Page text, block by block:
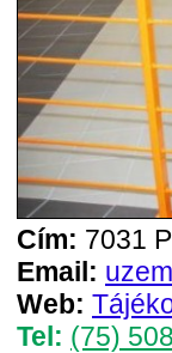
Cím: 7031
Email:
Web:
Tel: (75)